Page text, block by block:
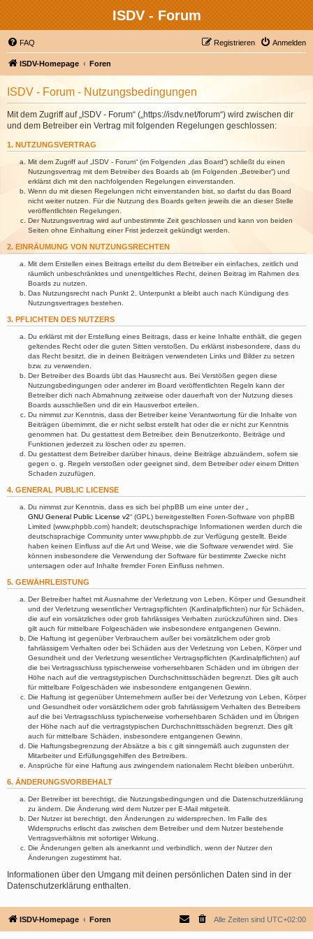
ISDV - Forum
FAQ Anmelden
Registrieren
ISDV-Homepage Foren
ISDV - Forum - Nutzungsbedingungen
Mit dem Zugriff auf „ISDV - Forum“ („https://isdv.net/forum“) wird zwischen dir
und dem Betreiber ein Vertrag mit folgenden Regelungen geschlossen:
1. NUTZUNGSVERTRAG
Mit dem Zugriff auf „ISDV - Forum“ (im Folgenden „das Board“) schließt du einen
Nutzungsvertrag mit dem Betreiber des Boards ab (im Folgenden „Betreiber“) und
erklärst dich mit den nachfolgenden Regelungen einverstanden.
Wenn du mit diesen Regelungen nicht einverstanden bist, so darfst du das Board
nicht weiter nutzen. Für die Nutzung des Boards gelten jeweils die an dieser Stelle
veröffentlichten Regelungen.
Der Nutzungsvertrag wird auf unbestimmte Zeit geschlossen und kann von beiden
Seiten ohne Einhaltung einer Frist jederzeit gekündigt werden.
2. EINRÄUMUNG VON NUTZUNGSRECHTEN
Mit dem Erstellen eines Beitrags erteilst du dem Betreiber ein einfaches, zeitlich und
räumlich unbeschränktes und unentgeltliches Recht, deinen Beitrag im Rahmen des
Boards zu nutzen.
Das Nutzungsrecht nach Punkt 2, Unterpunkt a bleibt auch nach Kündigung des
Nutzungsvertrages bestehen.
3. PFLICHTEN DES NUTZERS
Du erklärst mit der Erstellung eines Beitrags, dass er keine Inhalte enthält, die gegen
geltendes Recht oder die guten Sitten verstoßen. Du erklärst insbesondere, dass du
das Recht besitzt, die in deinen Beiträgen verwendeten Links und Bilder zu setzen
bzw. zu verwenden.
Der Betreiber des Boards übt das Hausrecht aus. Bei Verstößen gegen diese
Nutzungsbedingungen oder anderer im Board veröffentlichten Regeln kann der
Betreiber dich nach Abmahnung zeitweise oder dauerhaft von der Nutzung dieses
Boards ausschließen und dir ein Hausverbot erteilen.
Du nimmst zur Kenntnis, dass der Betreiber keine Verantwortung für die Inhalte von
Beiträgen übernimmt, die er nicht selbst erstellt hat oder die er nicht zur Kenntnis
genommen hat. Du gestattest dem Betreiber, dein Benutzerkonto, Beiträge und
Funktionen jederzeit zu löschen oder zu sperren.
Du gestattest dem Betreiber darüber hinaus, deine Beiträge abzuändern, sofern sie
gegen o. g. Regeln verstoßen oder geeignet sind, dem Betreiber oder einem Dritten
Schaden zuzufügen.
4. GENERAL PUBLIC LICENSE
Du nimmst zur Kenntnis, dass es sich bei phpBB um eine unter der „
GNU General Public License v2“ (GPL) bereitgestellten Foren-Software von phpBB
Limited (www.phpbb.com) handelt; deutschsprachige Informationen werden durch die
deutschsprachige Community unter www.phpbb.de zur Verfügung gestellt. Beide
haben keinen Einfluss auf die Art und Weise, wie die Software verwendet wird. Sie
können insbesondere die Verwendung der Software für bestimmte Zwecke nicht
untersagen oder auf Inhalte fremder Foren Einfluss nehmen.
5. GEWÄHRLEISTUNG
Der Betreiber haftet mit Ausnahme der Verletzung von Leben, Körper und Gesundheit
und der Verletzung wesentlicher Vertragspflichten (Kardinalpflichten) nur für Schäden,
die auf ein vorsätzliches oder grob fahrlässiges Verhalten zurückzuführen sind. Dies
gilt auch für mittelbare Folgeschäden wie insbesondere entgangenen Gewinn.
Die Haftung ist gegenüber Verbrauchern außer bei vorsätzlichem oder grob
fahrlässigem Verhalten oder bei Schäden aus der Verletzung von Leben, Körper und
Gesundheit und der Verletzung wesentlicher Vertragspflichten (Kardinalpflichten) auf
die bei Vertragsschluss typischerweise vorhersehbaren Schäden und im übrigen der
Höhe nach auf die vertragstypischen Durchschnittsschäden begrenzt. Dies gilt auch
für mittelbare Folgeschäden wie insbesondere entgangenen Gewinn.
Die Haftung ist gegenüber Unternehmern außer bei der Verletzung von Leben, Körper
und Gesundheit oder vorsätzlichem oder grob fahrlässigem Verhalten des Betreibers
auf die bei Vertragsschluss typischerweise vorhersehbaren Schäden und im Übrigen
der Höhe nach auf die vertragstypischen Durchschnittsschäden begrenzt. Dies gilt
auch für mittelbare Schäden, insbesondere entgangenen Gewinn.
Die Haftungsbegrenzung der Absätze a bis c gilt sinngemäß auch zugunsten der
Mitarbeiter und Erfüllungsgehilfen des Betreibers.
Ansprüche für eine Haftung aus zwingendem nationalem Recht bleiben unberührt.
6. ÄNDERUNGSVORBEHALT
Der Betreiber ist berechtigt, die Nutzungsbedingungen und die Datenschutzerklärung
zu ändern. Die Änderung wird dem Nutzer per E-Mail mitgeteilt.
Der Nutzer ist berechtigt, den Änderungen zu widersprechen. Im Falle des
Widerspruchs erlischt das zwischen dem Betreiber und dem Nutzer bestehende
Vertragsverhältnis mit sofortiger Wirkung.
Die Änderungen gelten als anerkannt und verbindlich, wenn der Nutzer den
Änderungen zugestimmt hat.
Informationen über den Umgang mit deinen persönlichen Daten sind in der
Datenschutzerklärung enthalten.
ISDV-Homepage Foren Alle Zeiten sind UTC+02:00